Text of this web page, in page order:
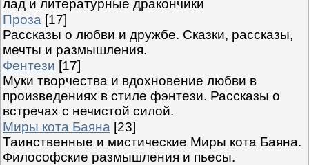
лад и литературные дракончики
Проза [17]
Рассказы о любви и дружбе. Сказки, рассказы,
мечты и размышления.
Фентези [17]
Муки творчества и вдохновение любви в
произведениях в стиле фэнтези. Рассказы о
встречах с нечистой силой.
Миры кота Баяна [23]
Таинственные и мистические Миры кота Баяна.
Философские размышления и пьесы.